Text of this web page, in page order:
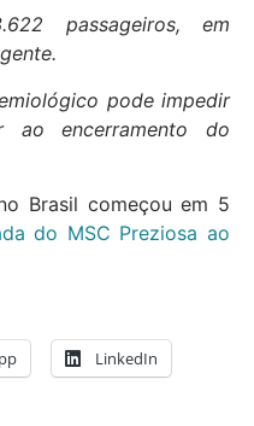
passageiros, em
pode impedir
ao encerramento do
Brasil começou em 5
do MSC Preziosa ao
LinkedIn